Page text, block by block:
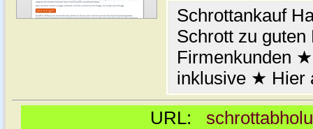
Schrottankauf
Schrott zu
Firmenkunden
inklusive ★ Hier
URL: